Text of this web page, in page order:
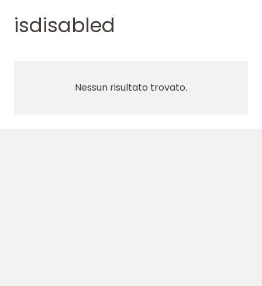
isdisabled
Nessun risultato trovato.